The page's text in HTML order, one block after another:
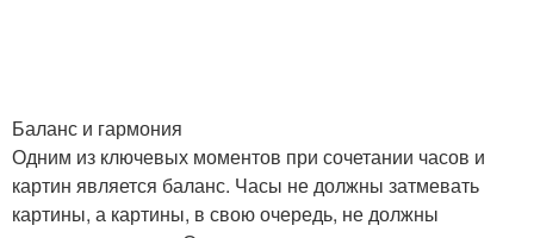
Баланс и гармония
Одним из ключевых моментов при сочетании часов и
картин является баланс. Часы не должны затмевать
картины, а картины, в свою очередь, не должны